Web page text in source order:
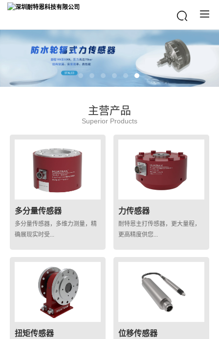
主营产品
Superior Products
多分量传感器
多分量传感器，多维力测量，精
确展现实时受...
力传感器
耐特恩主打传感器，更大量程，
更高精度供您...
扭矩传感器 位移传感器